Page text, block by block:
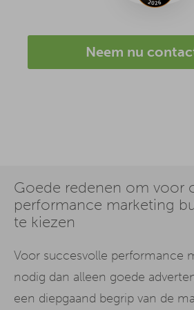
Neem nu
Goede redenen om voor
performance marketing
te kiezen
Voor succesvolle performance
nodig dan alleen goede
een diepgaand begrip van de